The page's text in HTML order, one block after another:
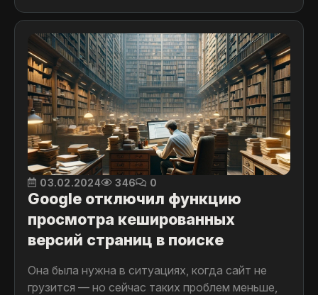
нацисты или викинги.
03.02.2024 346 0
Google отключил функцию
просмотра кешированных
версий страниц в поиске
Она была нужна в ситуациях, когда сайт не
грузится — но сейчас таких проблем меньше,